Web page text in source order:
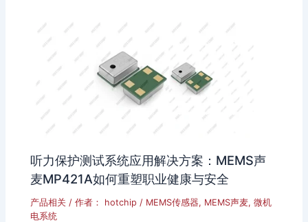
听力保护测试系统应用解决方案：MEMS声
麦MP421A如何重塑职业健康与安全
产品相关 / 作者： hotchip / MEMS传感器, MEMS声麦,微机
电系统